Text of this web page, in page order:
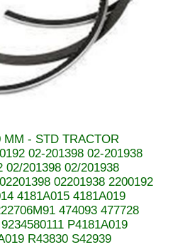
- STD TRACTOR
02-201398 02-201938
02/201398 02/201938
02201938 2200192
4181A015 4181A019
474093 477728
P4181A019
R43830 S42939